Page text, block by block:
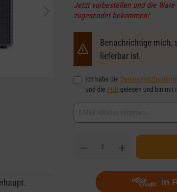
Jetzt vorbestellen und die
zugesendet bekommen!
Benachrichtige mich,
lieferbar ist.
Ich habe die
und dieAGB gelesen und bin mit